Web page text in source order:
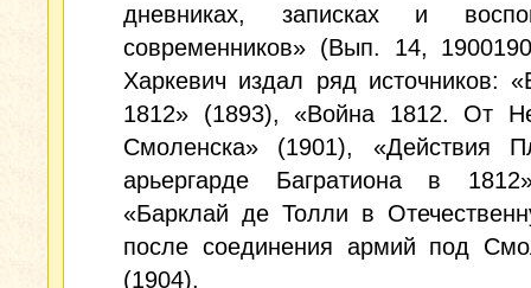
дневниках, записках и
современников» (Вып. 14,
Харкевич издал ряд источников:
1812» (1893), «Война 1812. От
Смоленска» (1901), «Действия
арьергарде Багратиона в
«Барклай де Толли в
после соединения армий под
(1904).